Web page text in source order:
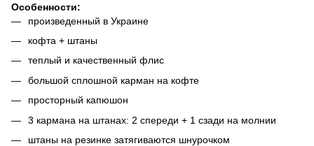
Особенности:
произведенный в Украине
кофта + штаны
теплый и качественный флис
большой сплошной карман на кофте
просторный капюшон
3 кармана на штанах: 2 спереди + 1 сзади на молнии
штаны на резинке затягиваются шнурочком